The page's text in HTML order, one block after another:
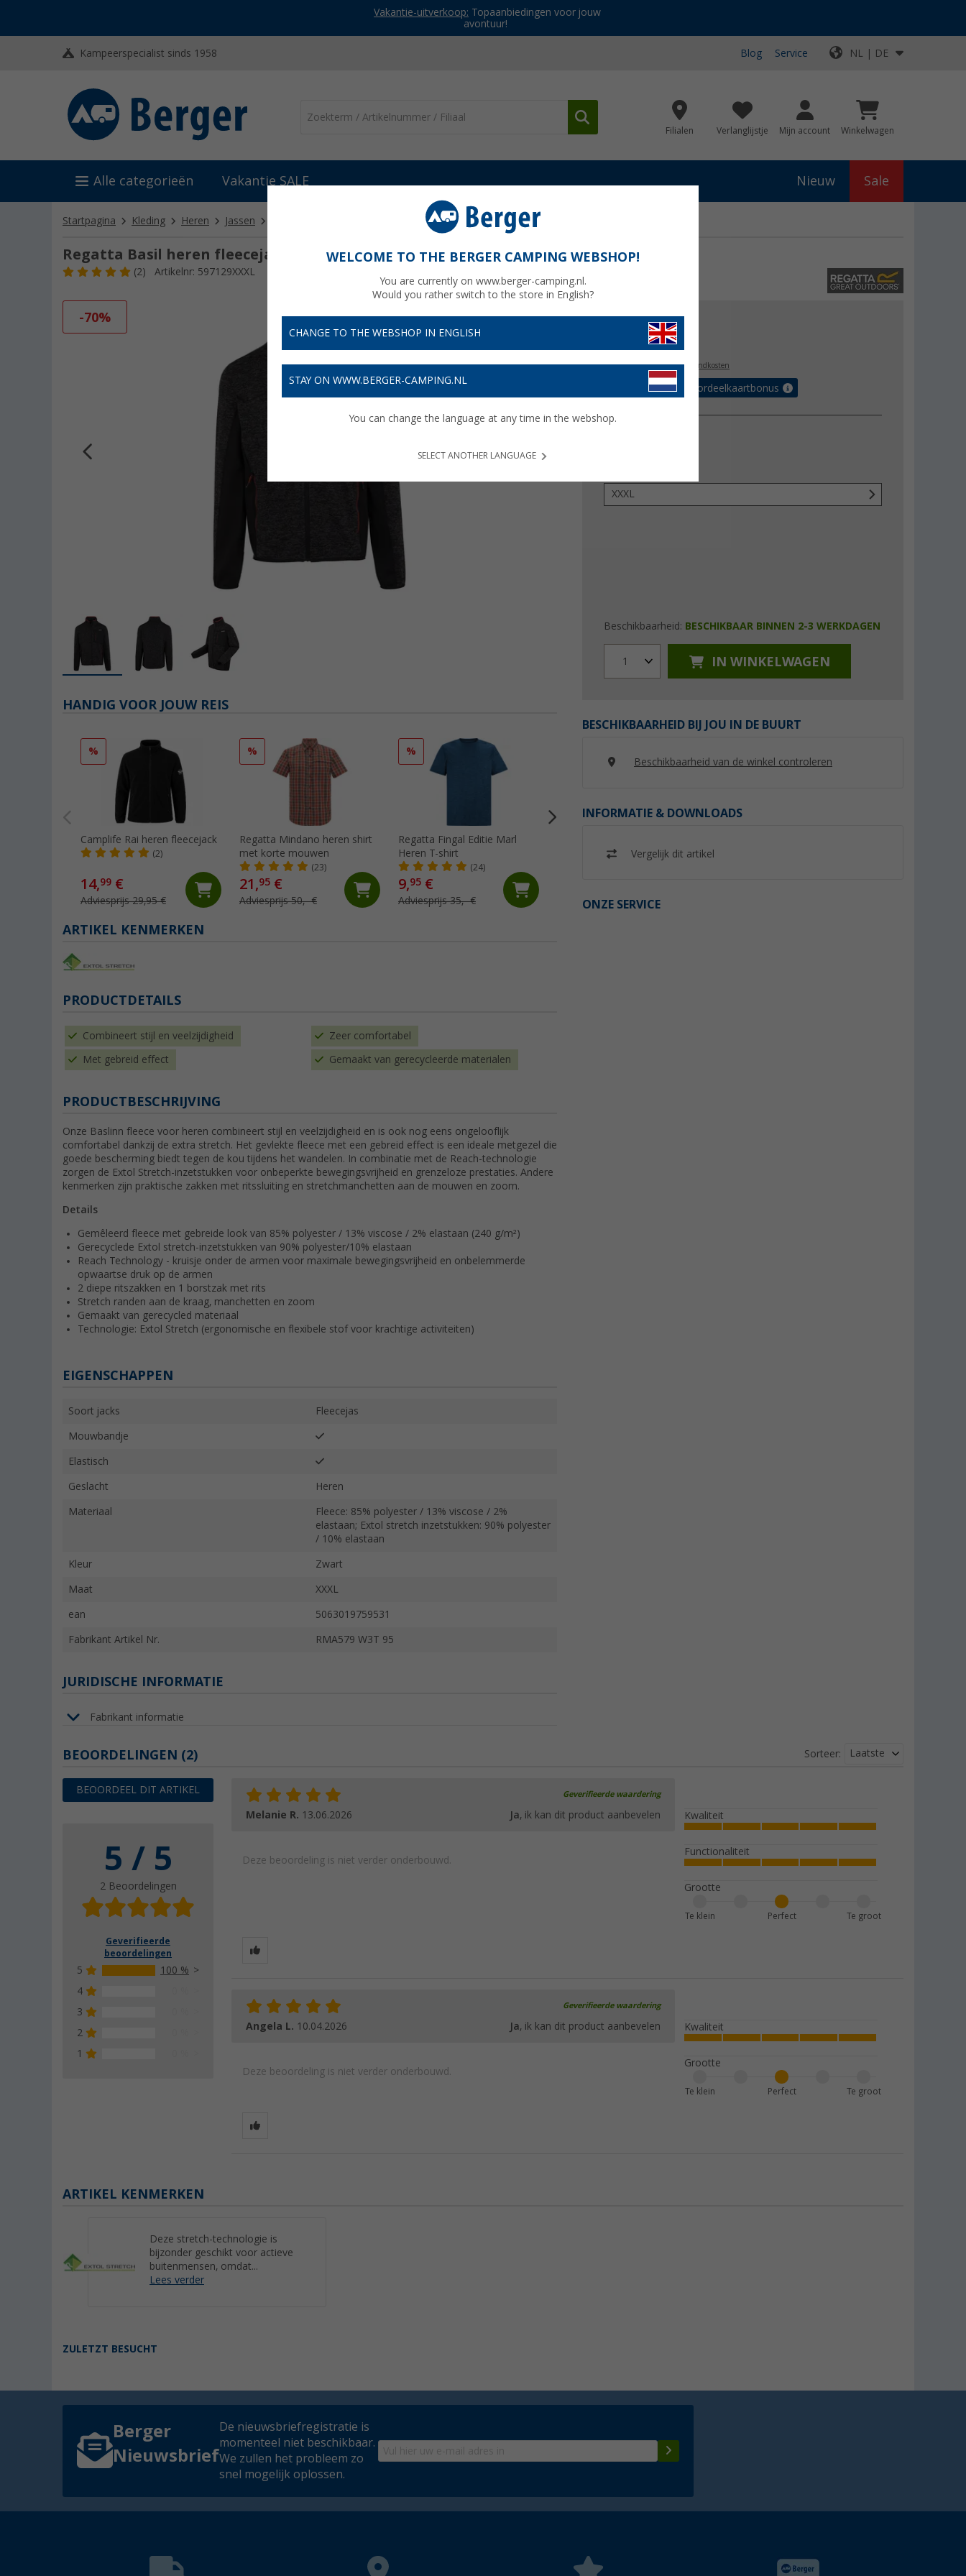
Vakantie-uitverkoop: Topaanbiedingen voor jouw
avontuur!
Kampeerspecialist sinds 1958 Blog Service NL | DE
Filialen Verlanglijstje Mijn account Winkelwagen
Alle categorieën Vakantie SALE Nieuw Sale
Startpagina Kleding Heren Jassen
Regatta Basil heren fleecejack
(2) Artikelnr: 597129XXXL
-70% Adviesprijs€ 100,00
€ 29,95
Prijzen incl. BTWplus verzendkosten
Verzeker tot 5% voordeelkaartbonus
XXXL
Beschikbaarheid: BESCHIKBAAR BINNEN 2-3 WERKDAGEN
1 IN WINKELWAGEN
BESCHIKBAARHEID BIJ JOU IN DE BUURT
Beschikbaarheid van de winkel controleren
INFORMATIE & DOWNLOADS
Vergelijk dit artikel
ONZE SERVICE
HANDIG VOOR JOUW REIS
%
Camplife Rai heren fleecejack
(2)
14,99 €
Adviesprijs 29,95 €
%
Regatta Mindano heren shirt
met korte mouwen
(23)
21,95 €
Adviesprijs 50,- €
%
Regatta Fingal Editie Marl
Heren T-shirt
(24)
9,95 €
Adviesprijs 35,- €
functioneel overhemd voor
Adviesprijs 35,- €
ARTIKEL KENMERKEN
PRODUCTDETAILS
Combineert stijl en veelzijdigheid Zeer comfortabel
Met gebreid effect Gemaakt van gerecycleerde materialen
PRODUCTBESCHRIJVING
Onze Baslinn fleece voor heren combineert stijl en veelzijdigheid en is ook nog eens ongelooflijk
comfortabel dankzij de extra stretch. Het gevlekte fleece met een gebreid effect is een ideale metgezel die
goede bescherming biedt tegen de kou tijdens het wandelen. In combinatie met de Reach-technologie
zorgen de Extol Stretch-inzetstukken voor onbeperkte bewegingsvrijheid en grenzeloze prestaties. Andere
kenmerken zijn praktische zakken met ritssluiting en stretchmanchetten aan de mouwen en zoom.
Details
Gemêleerd fleece met gebreide look van 85% polyester / 13% viscose / 2% elastaan (240 g/m²)
Gerecyclede Extol stretch-inzetstukken van 90% polyester/10% elastaan
Reach Technology - kruisje onder de armen voor maximale bewegingsvrijheid en onbelemmerde
opwaartse druk op de armen
2 diepe ritszakken en 1 borstzak met rits
Stretch randen aan de kraag, manchetten en zoom
Gemaakt van gerecycled materiaal
Technologie: Extol Stretch (ergonomische en flexibele stof voor krachtige activiteiten)
EIGENSCHAPPEN
Soort jacks Fleecejas
Mouwbandje
Elastisch
Geslacht Heren
Materiaal
Fleece: 85% polyester / 13% viscose / 2%
elastaan; Extol stretch inzetstukken: 90% polyester
/ 10% elastaan
Kleur Zwart
Maat XXXL
ean 5063019759531
Fabrikant Artikel Nr. RMA579 W3T 95
JURIDISCHE INFORMATIE
Fabrikant informatie
BEOORDELINGEN (2)
BEOORDEEL DIT ARTIKEL
5 / 5
2 Beoordelingen
Geverifieerde
beoordelingen
5
100 %
4
3
2
1
Sorteer: Laatste
Geverifieerde waardering
Melanie R. 13.06.2026 Ja, ik kan dit product aanbevelen
Deze beoordeling is niet verder onderbouwd.
Kwaliteit
Functionaliteit
Grootte
Te groot
Perfect
Te klein
Geverifieerde waardering
Angela L. 10.04.2026 Ja, ik kan dit product aanbevelen
Deze beoordeling is niet verder onderbouwd.
Kwaliteit
Grootte
Te groot
Perfect
Te klein
ARTIKEL KENMERKEN
Deze stretch-technologie is
bijzonder geschikt voor actieve
buitenmensen, omdat...
Lees verder
ZULETZT BESUCHT
Berger
Nieuwsbrief
De nieuwsbriefregistratie is
momenteel niet beschikbaar.
We zullen het probleem zo
snel mogelijk oplossen.
WELCOME TO THE BERGER CAMPING WEBSHOP!
You are currently on www.berger-camping.nl.
Would you rather switch to the store in English?
CHANGE TO THE WEBSHOP IN ENGLISH
STAY ON WWW.BERGER-CAMPING.NL
You can change the language at any time in the webshop.
SELECT ANOTHER LANGUAGE